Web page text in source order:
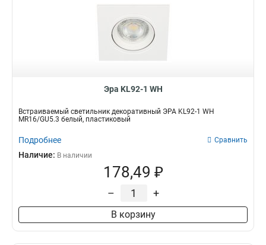
Эра KL92-1 WH
Встраиваемый светильник декоративный ЭРА KL92-1 WH
MR16/GU5.3 белый, пластиковый
Подробнее Сравнить
Наличие: В наличии
178,49 ₽
– +
В корзину